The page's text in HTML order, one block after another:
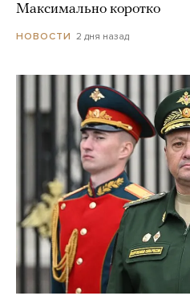
Максимально коротко
НОВОСТИ 2 дня назад